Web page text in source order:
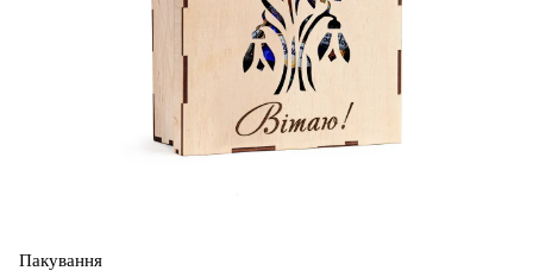
Пакування